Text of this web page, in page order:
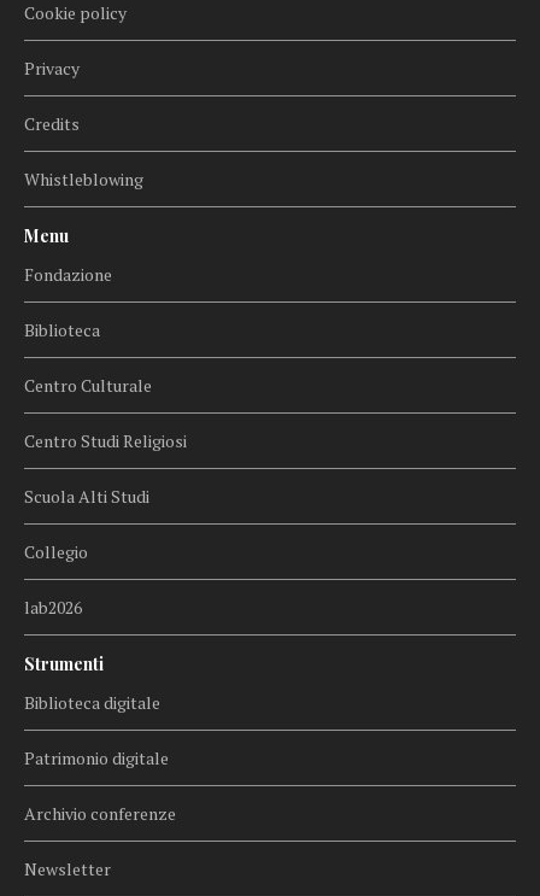
Cookie policy
Privacy
Credits
Whistleblowing
Menu
Fondazione
Biblioteca
Centro Culturale
Centro Studi Religiosi
Scuola Alti Studi
Collegio
lab2026
Strumenti
Biblioteca digitale
Patrimonio digitale
Archivio conferenze
Newsletter